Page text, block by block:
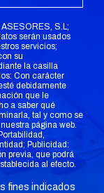
S.L;
serán usados
servicios;
su
la casilla
Con carácter
debidamente
que le
a saber qué
tal y como se
página web.
Publicidad:
previa, que podrá
al efecto.
fines indicados